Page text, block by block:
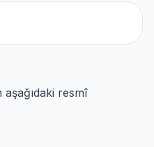
aşağıdaki resmî